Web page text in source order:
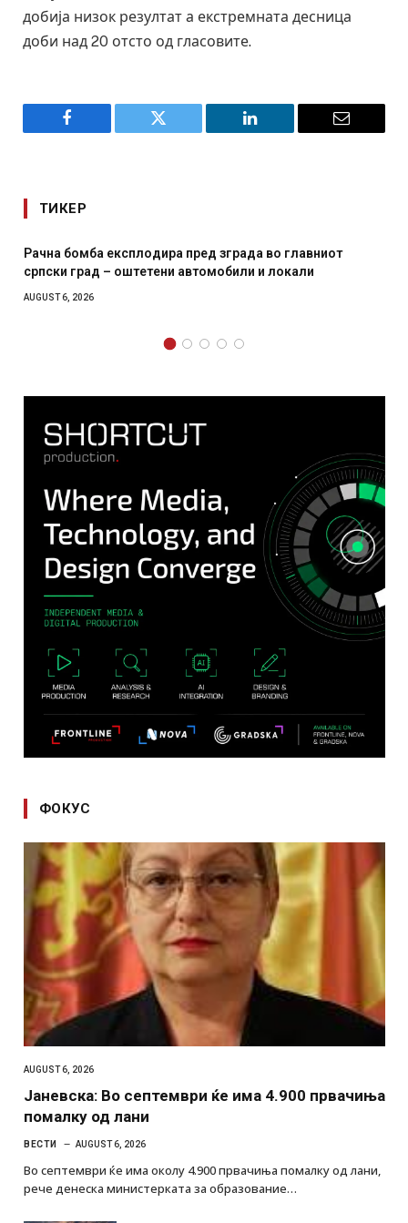
добија низок резултат а екстремната десница
доби над 20 отсто од гласовите.
Facebook Twitter LinkedIn Email
ТИКЕР
И Данска се милитарилизира – воведува нова 11-
месечна воена
AUGUST 4, 2026
ФОКУС
AUGUST 6, 2026
Јаневска: Во септември ќе има 4.900 првачиња
помалку од лани
ВЕСТИ AUGUST 6, 2026
Во септември ќе има околу 4.900 првачиња помалку од лани,
рече денеска министерката за образование…